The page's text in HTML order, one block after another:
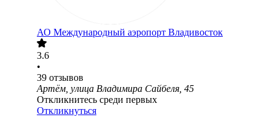
АО Международный аэропорт Владивосток
3.6
•
39 отзывов
Артём, улица Владимира Сайбеля, 45
Откликнитесь среди первых
Откликнуться